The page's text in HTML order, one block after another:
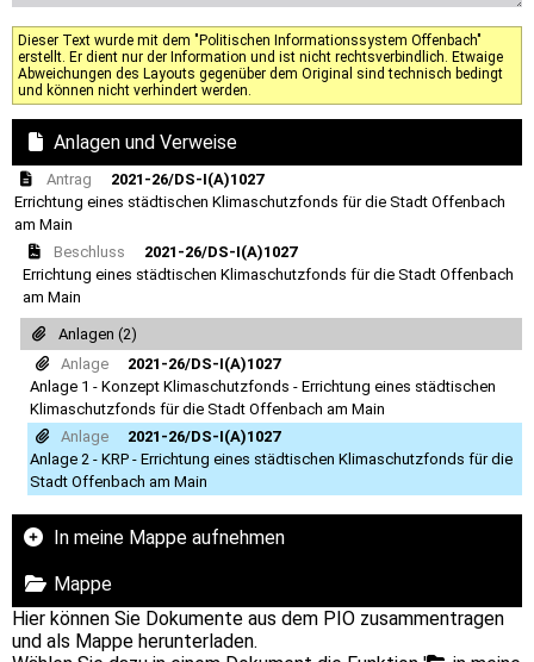
Dieser Text wurde mit dem "Politischen Informationssystem Offenbach"
erstellt. Er dient nur der Information und ist nicht rechtsverbindlich. Etwaige
Abweichungen des Layouts gegenüber dem Original sind technisch bedingt
und können nicht verhindert werden.
Anlagen und Verweise
Antrag
2021-26/DS-I(A)1027
Errichtung eines städtischen Klimaschutzfonds für die Stadt Offenbach
am Main
Beschluss
2021-26/DS-I(A)1027
Errichtung eines städtischen Klimaschutzfonds für die Stadt Offenbach
am Main
Anlagen (2)
Anlage
2021-26/DS-I(A)1027
Anlage 1 - Konzept Klimaschutzfonds - Errichtung eines städtischen
Klimaschutzfonds für die Stadt Offenbach am Main
Anlage
2021-26/DS-I(A)1027
Anlage 2 - KRP - Errichtung eines städtischen Klimaschutzfonds für die
Stadt Offenbach am Main
In meine Mappe aufnehmen
Mappe
Hier können Sie Dokumente aus dem PIO zusammentragen
und als Mappe herunterladen.